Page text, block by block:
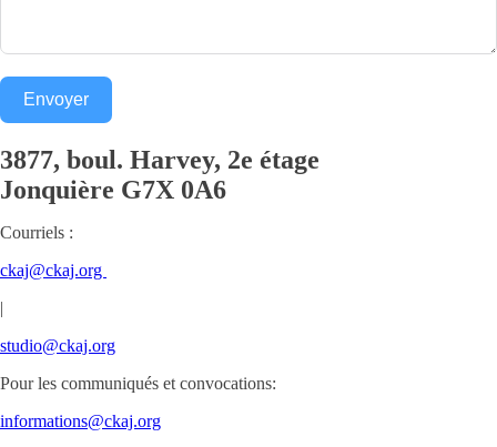
Envoyer
3877, boul. Harvey, 2e étage
Jonquière G7X 0A6
Courriels :
ckaj@ckaj.org
|
studio@ckaj.org
Pour les communiqués et convocations:
informations@ckaj.org